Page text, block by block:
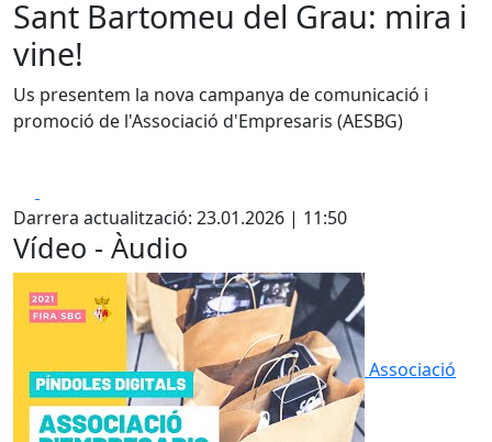
Sant Bartomeu del Grau: mira i
vine!
Us presentem la nova campanya de comunicació i
promoció de l'Associació d'Empresaris (AESBG)
Darrera actualització: 23.01.2026 | 11:50
Vídeo - Àudio
Associació